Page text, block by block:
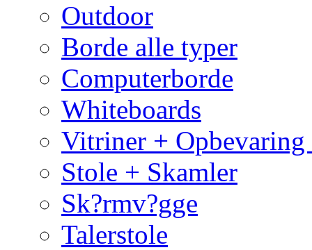
Outdoor
Borde alle typer
Computerborde
Whiteboards
Vitriner +
Stole + Skamler
Sk?rmv?gge
Talerstole